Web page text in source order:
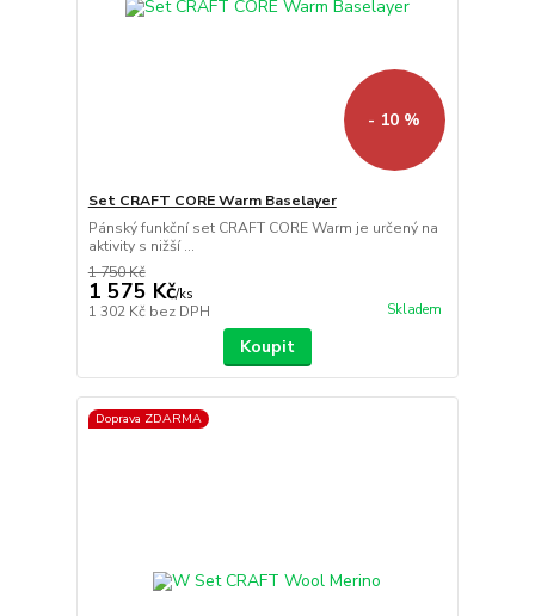
- 10 %
Set CRAFT CORE Warm Baselayer
Pánský funkční set CRAFT CORE Warm je určený na
aktivity s nižší ...
1 750 Kč
1 575 Kč/ks
1 302 Kč bez DPH Skladem
Koupit
Doprava ZDARMA